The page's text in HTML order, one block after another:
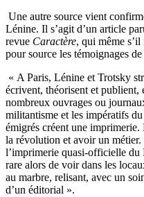
Une autre source vient
Lénine. Il s’agit d’un article
revue Caractère, qui même
pour source les témoignages de
« A Paris, Lénine et Trotsky
écrivent, théorisent et publient,
nombreux ouvrages ou
militantisme et les impératifs
émigrés créent une
la révolution et avoir un
l’imprimerie quasi-officielle du
rare alors de voir dans les
au marbre, relisant, avec un
d’un éditorial ».